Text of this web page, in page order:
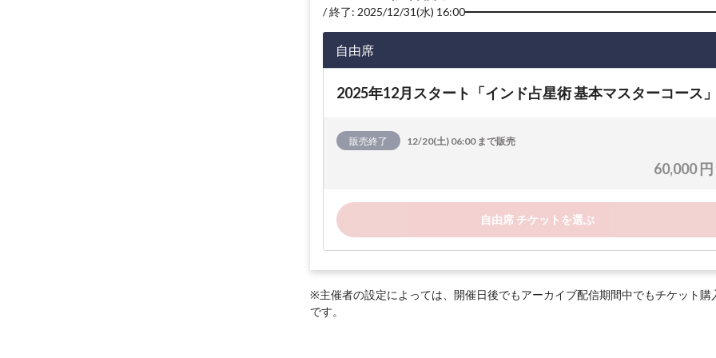
終了: 2025/12/31(水) 16:00
自由席
2025年12月スタート「インド占星術 基本マスターコース」
販売終了 12/20(土) 06:00 まで販売
60,000 円
自由席 チケットを選ぶ
※主催者の設定によっては、開催日後でもアーカイブ配信期間中でもチケット購
です。